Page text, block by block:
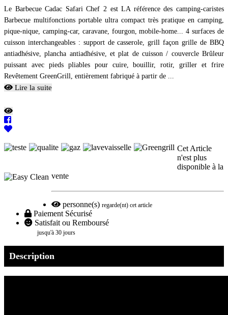
Le Barbecue Cadac Safari Chef 2 est LA référence des camping-caristes
Barbecue multifonctions portable ultra compact très pratique en camping,
pique-nique, camping-car, caravane, fourgon, mobile-home... 4 surfaces de
cuisson interchangeables : support de casserole, grill façon grille de BBQ
antiadhésive, plancha antiadhésive, et plat de cuisson / couvercle Brûleur
puissant avec pieds pliables pour cuire, bouillir, rotir, griller et frire
Revêtement GreenGrill, entièrement fabriqué à partir de ...
Lire la suite
Cet Article
n'est plus
disponible à la
vente
personne(s) regarde(nt) cet article
Paiement Sécurisé
Satisfait ou Remboursé
jusqu'à 30 jours
Description